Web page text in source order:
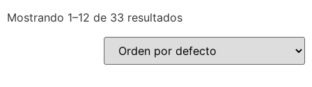
Mostrando 1–12 de 33 resultados